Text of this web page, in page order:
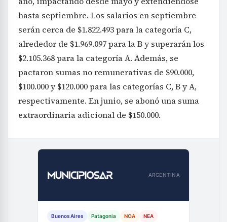
hasta septiembre. Los salarios en septiembre
serán cerca de $1.822.493 para la categoría C,
alrededor de $1.969.097 para la B y superarán los
$2.105.368 para la categoría A. Además, se
pactaron sumas no remunerativas de $90.000,
$100.000 y $120.000 para las categorías C, B y A,
respectivamente. En junio, se abonó una suma
extraordinaria adicional de $150.000.
ARGENTINA
Buenos Aires Patagonia NOA NEA